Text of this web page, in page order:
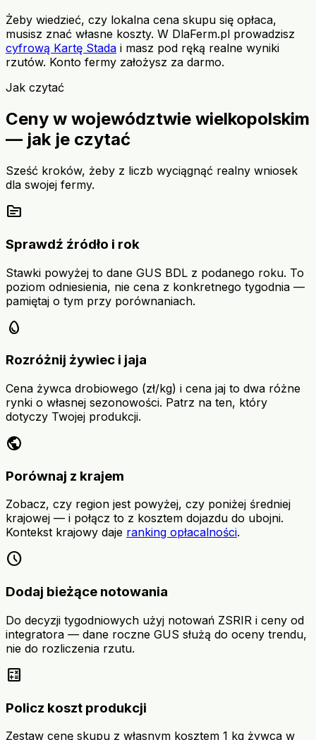
Żeby wiedzieć, czy lokalna cena skupu się opłaca,
musisz znać własne koszty. W DlaFerm.pl prowadzisz
cyfrową Kartę Stada i masz pod ręką realne wyniki
rzutów. Konto fermy założysz za darmo.
Jak czytać
Ceny w województwie wielkopolskim
— jak je czytać
Sześć kroków, żeby z liczb wyciągnąć realny wniosek
dla swojej fermy.
source
Sprawdź źródło i rok
Stawki powyżej to dane GUS BDL z podanego roku. To
poziom odniesienia, nie cena z konkretnego tygodnia —
pamiętaj o tym przy porównaniach.
egg
Rozróżnij żywiec i jaja
Cena żywca drobiowego (zł/kg) i cena jaj to dwa różne
rynki o własnej sezonowości. Patrz na ten, który
dotyczy Twojej produkcji.
public
Porównaj z krajem
Zobacz, czy region jest powyżej, czy poniżej średniej
krajowej — i połącz to z kosztem dojazdu do ubojni.
Kontekst krajowy daje ranking opłacalności.
schedule
Dodaj bieżące notowania
Do decyzji tygodniowych użyj notowań ZSRIR i ceny od
integratora — dane roczne GUS służą do oceny trendu,
nie do rozliczenia rzutu.
calculate
Policz koszt produkcji
Zestaw cenę skupu z własnym kosztem 1 kg żywca w